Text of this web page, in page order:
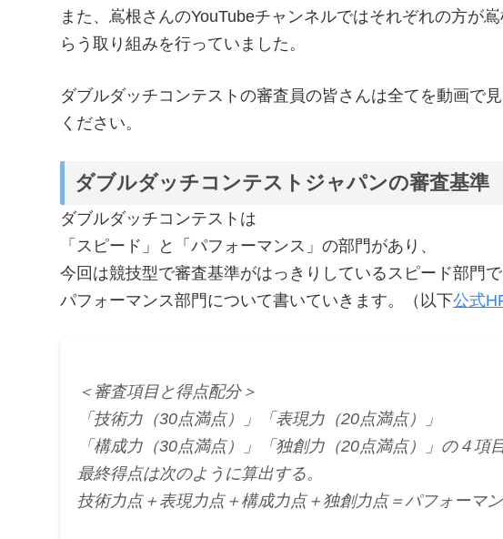
また、嶌根さんのYouTubeチャンネルではそれぞれの方が
らう取り組みを行っていました。
ダブルダッチコンテストの審査員の皆さんは全てを動画で
ください。
ダブルダッチコンテストジャパンの審査基準
ダブルダッチコンテストは
「スピード」と「パフォーマンス」の部門があり、
今回は競技型で審査基準がはっきりしているスピード部門で
パフォーマンス部門について書いていきます。（以下公式
＜審査項目と得点配分＞
「技術力（30点満点）」「表現力（20点満点）」
「構成力（30点満点）」「独創力（20点満点）」の４項
最終得点は次のように算出する。
技術力点＋表現力点＋構成力点＋独創力点＝パフォーマ